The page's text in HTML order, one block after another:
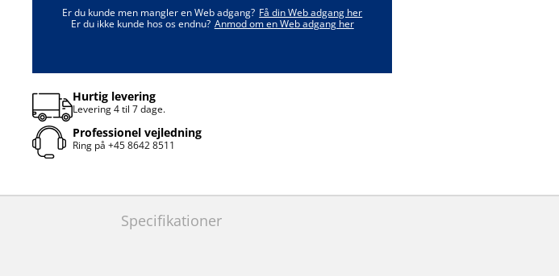
Er du kunde men mangler en Web adgang? Få din Web adgang her
Er du ikke kunde hos os endnu? Anmod om en Web adgang her
Hurtig levering
Levering 4 til 7 dage.
Professionel vejledning
Ring på+45 8642 8511
Specifikationer